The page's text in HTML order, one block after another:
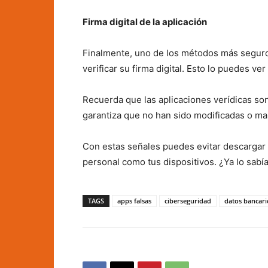
Firma digital de la aplicación
Finalmente, uno de los métodos más
verificar su firma digital. Esto lo puedes
Recuerda que las aplicaciones verídicas
garantiza que no han sido modificadas o
Con estas señales puedes evitar
personal como tus dispositivos. ¿Ya lo
TAGS apps falsas ciberseguridad datos